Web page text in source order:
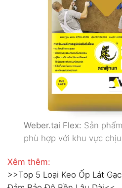
Weber.tai Flex: Sản
phù hợp với khu vực
Xêm thêm:
>>Top 5 Loại Keo Ốp Lát